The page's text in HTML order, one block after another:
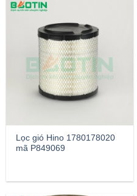
Lọc gió Hino 1780178020
mã P849069